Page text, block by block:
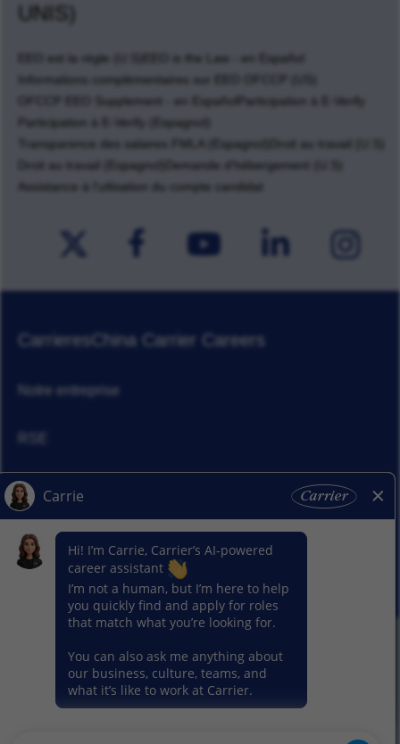
UNIS)
EEO est la règle (U.S)
EEO is the Law - en Español
Informations complémentaires sur EEO OFCCP (US)
OFCCP EEO Supplement - en Español
Participation à E-Verify
Participation à E-Verify (Espagnol)
Transparence des salaires FMLA (Espagnol)
Droit au travail (U.S)
Droit au travail (Espagnol)
Demande d'hébergement (U.S)
Assistance à l'utlisation du compte candidat
CarrieresChina Carrier Careers
Notre entreprise
Actualités
Nos activitiés
© 2026 Carrier. Tous droits réservés
Notice sur la protection des données
Conditions d'utilisation